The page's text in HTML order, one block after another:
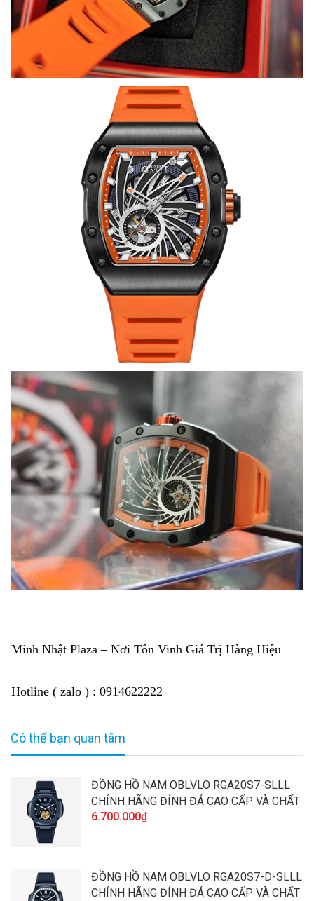
Minh Nhật Plaza – Nơi Tôn Vinh Giá Trị Hàng Hiệu
Hotline ( zalo ) : 0914622222
Có thể bạn quan tâm
ĐỒNG HỒ NAM OBLVLO RGA20S7-SLLL
CHÍNH HÃNG ĐÍNH ĐÁ CAO CẤP VÀ CHẤT
LƯỢNG
6.700.000₫
ĐỒNG HỒ NAM OBLVLO RGA20S7-D-SLLL
CHÍNH HÃNG ĐÍNH ĐÁ CAO CẤP VÀ CHẤT